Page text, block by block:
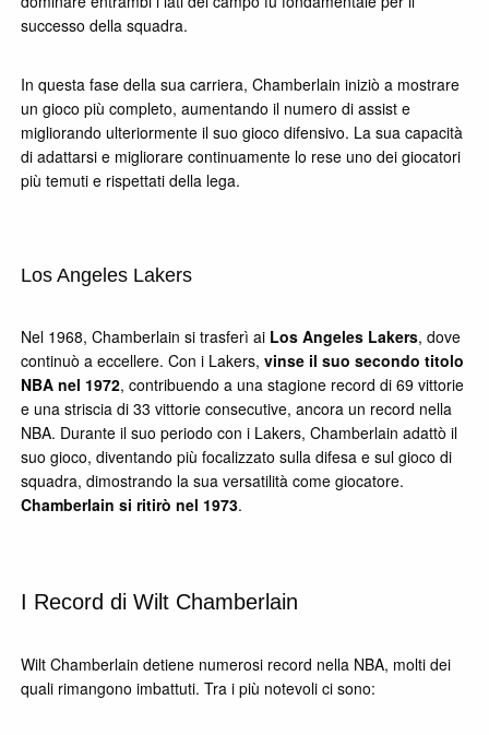
successo della squadra.
In questa fase della sua carriera, Chamberlain iniziò a mostrare
un gioco più completo, aumentando il numero di assist e
migliorando ulteriormente il suo gioco difensivo. La sua capacità
di adattarsi e migliorare continuamente lo rese uno dei giocatori
più temuti e rispettati della lega.
Los Angeles Lakers
Nel 1968, Chamberlain si trasferì ai Los Angeles Lakers, dove
continuò a eccellere. Con i Lakers,vinse il suo secondo titolo
NBA nel 1972, contribuendo a una stagione record di 69 vittorie
e una striscia di 33 vittorie consecutive, ancora un record nella
NBA. Durante il suo periodo con i Lakers, Chamberlain adattò il
suo gioco, diventando più focalizzato sulla difesa e sul gioco di
squadra, dimostrando la sua versatilità come giocatore.
Chamberlain si ritirò nel 1973.
I Record di Wilt Chamberlain
Wilt Chamberlain detiene numerosi record nella NBA, molti dei
quali rimangono imbattuti. Tra i più notevoli ci sono: